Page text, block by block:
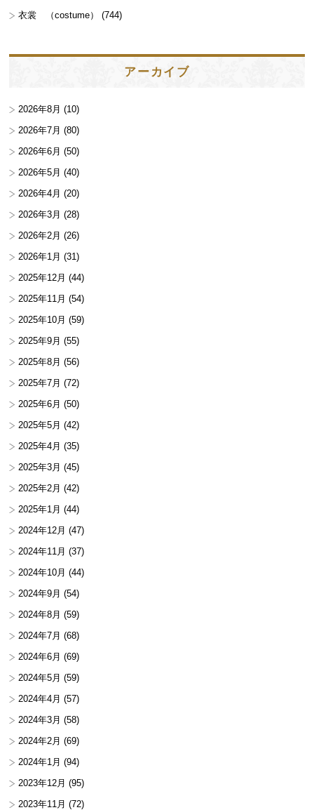
衣裳 （costume）
(744)
アーカイブ
2026年8月 (10)
2026年7月 (80)
2026年6月 (50)
2026年5月 (40)
2026年4月 (20)
2026年3月 (28)
2026年2月 (26)
2026年1月 (31)
2025年12月 (44)
2025年11月 (54)
2025年10月 (59)
2025年9月 (55)
2025年8月 (56)
2025年7月 (72)
2025年6月 (50)
2025年5月 (42)
2025年4月 (35)
2025年3月 (45)
2025年2月 (42)
2025年1月 (44)
2024年12月 (47)
2024年11月 (37)
2024年10月 (44)
2024年9月 (54)
2024年8月 (59)
2024年7月 (68)
2024年6月 (69)
2024年5月 (59)
2024年4月 (57)
2024年3月 (58)
2024年2月 (69)
2024年1月 (94)
2023年12月 (95)
2023年11月 (72)